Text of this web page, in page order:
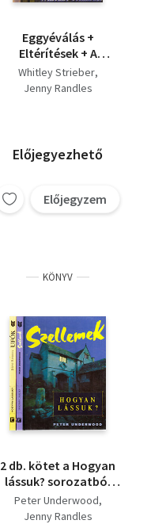
Eggyéválás +
Eltérítések + A
kormány hazudott (3
mű)
Whitley Strieber
Jenny Randles
Előjegyezhető
Előjegyzem
KÖNYV
2 db. kötet a Hogyan
lássuk? sorozatból
(Szellemek + Ufók)
Peter Underwood
Jenny Randles